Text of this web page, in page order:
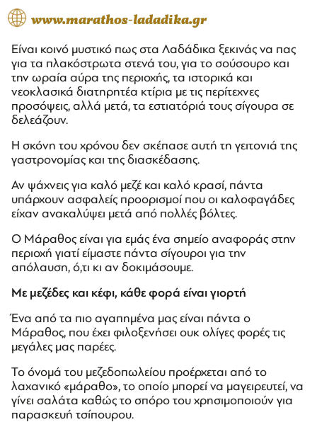
www.marathos-ladadika.gr
Είναι κοινό μυστικό πως στα Λαδάδικα ξεκινάς να πας
για τα πλακόστρωτα στενά του, για το σούσουρο και
την ωραία αύρα της περιοχής, τα ιστορικά και
νεοκλασικά διατηρητέα κτίρια με τις περίτεχνες
προσόψεις, αλλά μετά, τα εστιατόριά τους σίγουρα σε
δελεάζουν.
Η σκόνη του χρόνου δεν σκέπασε αυτή τη γειτονιά της
γαστρονομίας και της διασκέδασης.
Αν ψάχνεις για καλό μεζέ και καλό κρασί, πάντα
υπάρχουν ασφαλείς προορισμοί που οι καλοφαγάδες
είχαν ανακαλύψει μετά από πολλές βόλτες.
Ο Μάραθος είναι για εμάς ένα σημείο αναφοράς στην
περιοχή γιατί είμαστε πάντα σίγουροι για την
απόλαυση, ό,τι κι αν δοκιμάσουμε.
Με μεζέδες και κέφι, κάθε φορά είναι γιορτή
Ένα από τα πιο αγαπημένα μας είναι πάντα ο
Μάραθος, που έχει φιλοξενήσει ουκ ολίγες φορές τις
μεγάλες μας παρέες.
Το όνομά του μεζεδοπωλείου προέρχεται από το
λαχανικό «μάραθο», το οποίο μπορεί να μαγειρευτεί, να
γίνει σαλάτα καθώς το σπόρο του χρησιμοποιούν για
παρασκευή τσίπουρου.